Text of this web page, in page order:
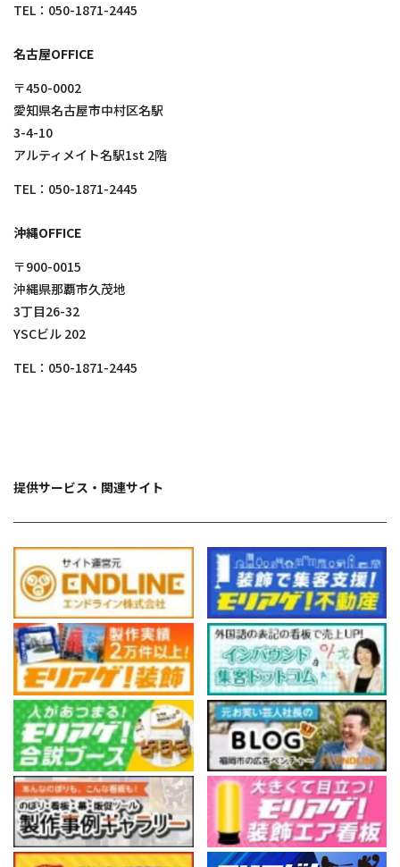
TEL： 050-1871-2445
名古屋OFFICE
〒450-0002
愛知県名古屋市中村区名駅
3-4-10
アルティメイト名駅1st 2階
TEL： 050-1871-2445
沖縄OFFICE
〒900-0015
沖縄県那覇市久茂地
3丁目26-32
YSCビル 202
TEL： 050-1871-2445
提供サービス・関連サイト